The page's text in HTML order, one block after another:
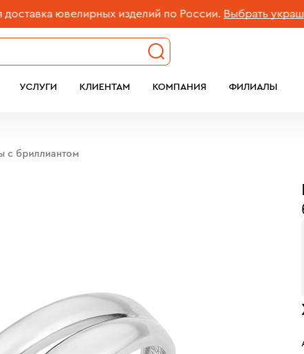
ювелирных изделий по России. Выбрать украшение
УСЛУГИ КЛИЕНТАМ КОМПАНИЯ ФИЛИАЛЫ
с бриллиантом